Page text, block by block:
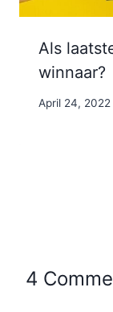
Als
winnaar?
By
April 24, 2022
4